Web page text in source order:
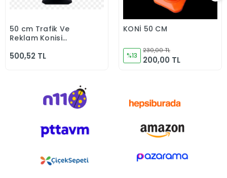
Sepete Ekle
50 cm Trafik Ve
Reklam Konisi
500,52 TL
Sepete Ekle
KONİ 50 CM
%13
230,00 TL
200,00 TL